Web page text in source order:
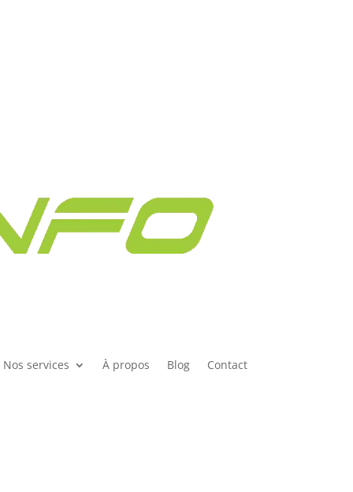
Nos services À propos Blog Contact